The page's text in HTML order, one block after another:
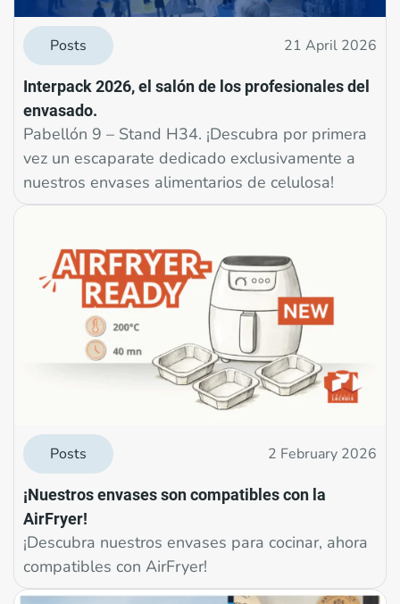
Posts 21 April 2026
Interpack 2026, el salón de los profesionales del
envasado.
Pabellón 9 – Stand H34. ¡Descubra por primera
vez un escaparate dedicado exclusivamente a
nuestros envases alimentarios de celulosa!
Posts 2 February 2026
¡Nuestros envases son compatibles con la
AirFryer!
¡Descubra nuestros envases para cocinar, ahora
compatibles con AirFryer!